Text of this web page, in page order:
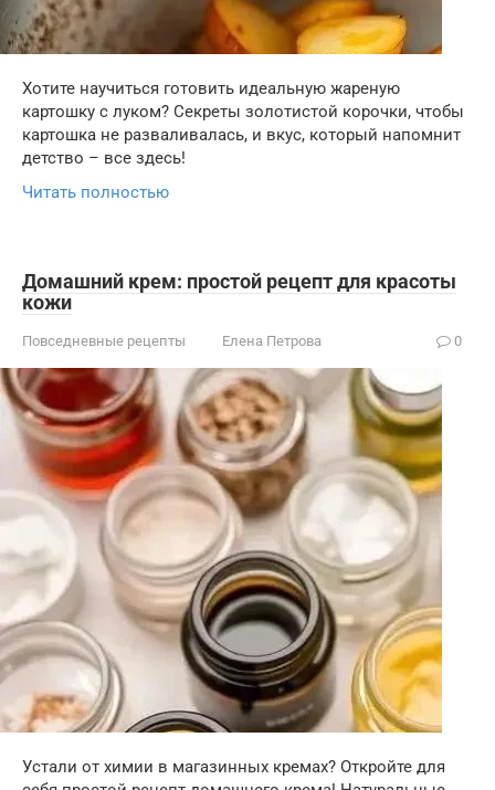
Хотите научиться готовить идеальную жареную
картошку с луком? Секреты золотистой корочки, чтобы
картошка не разваливалась, и вкус, который напомнит
детство – все здесь!
Читать полностью
Домашний крем: простой рецепт для красоты
кожи
Повседневные рецепты Елена Петрова 0
Устали от химии в магазинных кремах? Откройте для